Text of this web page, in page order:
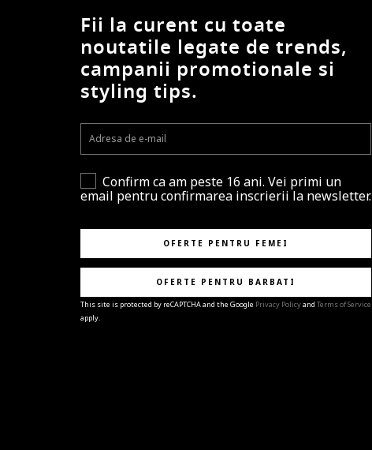
Fii la curent cu toate
noutatile legate de trends,
campanii promotionale si
styling tips.
Confirm ca am peste 16 ani. Vei primi un
email pentru confirmarea inscrierii la newsletter.
OFERTE PENTRU FEMEI
OFERTE PENTRU BARBATI
This site is protected by reCAPTCHA and the Google Privacy Policyand Terms of Service
apply.